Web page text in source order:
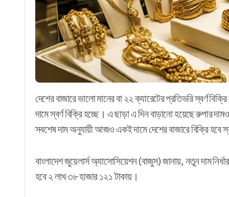
দেশের বাজারে ভালো মানের বা ২২ ক্যারেটের প্রতিভরি স্বর্ণ বিক্রি হচ্ছে ২ লাখ ৩৮ হাজার ১২১ টাকা। গত ২৫ মে সকাল ১০টা থেকে এই
দামে স্বর্ণ বিক্রি হচ্ছে। এ ছাড়া এ দিন বাড়ানো হয়েছে রুপার
সবশেষ দাম অনুযায়ী আজও একই দামে দেশের বাজারে বিক্রি হবে
বাংলাদেশ জুয়েলার্স অ্যাসোসিয়েশন (বাজুস) জানায়, নতুন দাম
হবে ২ লাখ ৩৮ হাজার ১২১ টাকায়।